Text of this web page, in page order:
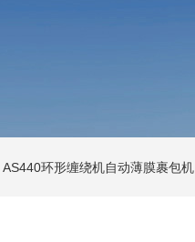
AS440环形缠绕机自动薄膜裹包机